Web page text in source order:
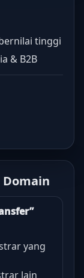
tinggi
& B2B
Domain
yang
lain